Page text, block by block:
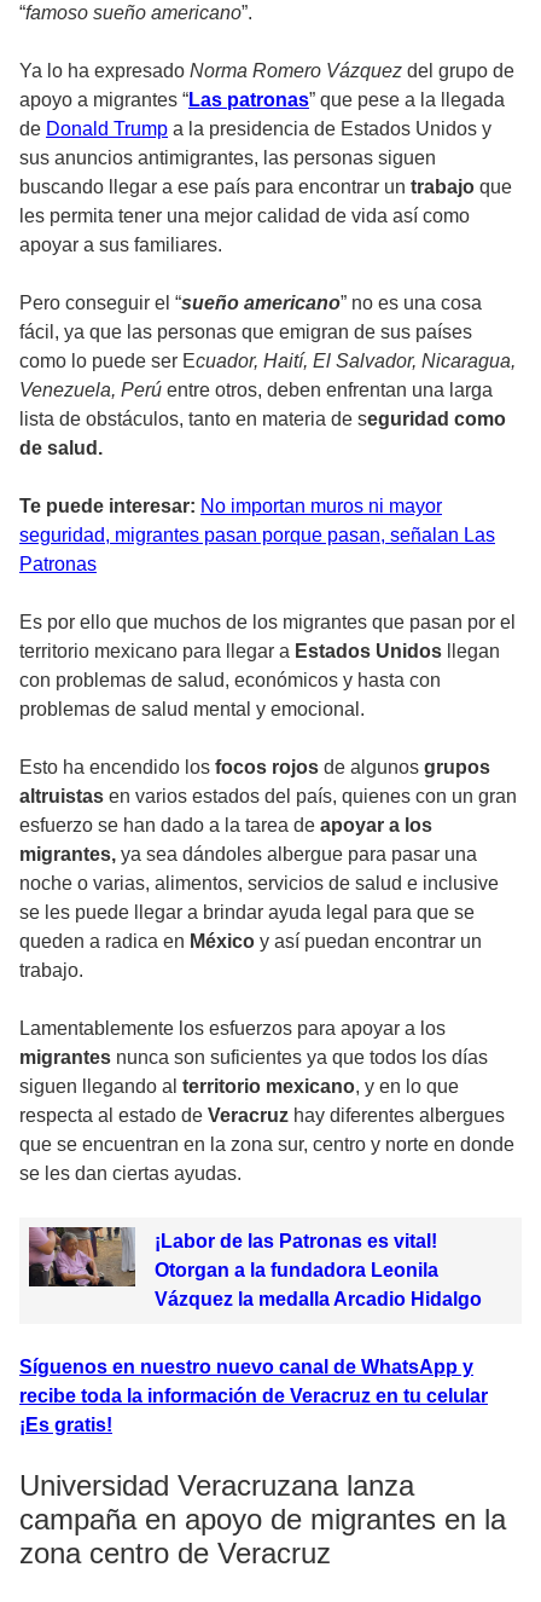
“famoso sueño americano”.
Ya lo ha expresado Norma Romero Vázquez del grupo de
apoyo a migrantes “Las patronas” que pese a la llegada
de Donald Trump a la presidencia de Estados Unidos y
sus anuncios antimigrantes, las personas siguen
buscando llegar a ese país para encontrar un trabajo que
les permita tener una mejor calidad de vida así como
apoyar a sus familiares.
Pero conseguir el “sueño americano” no es una cosa
fácil, ya que las personas que emigran de sus países
como lo puede ser Ecuador, Haití, El Salvador, Nicaragua,
Venezuela, Perú entre otros, deben enfrentan una larga
lista de obstáculos, tanto en materia de seguridad como
de salud.
Te puede interesar: No importan muros ni mayor
seguridad, migrantes pasan porque pasan, señalan Las
Patronas
Es por ello que muchos de los migrantes que pasan por el
territorio mexicano para llegar a Estados Unidos llegan
con problemas de salud, económicos y hasta con
problemas de salud mental y emocional.
Esto ha encendido los focos rojos de algunos grupos
altruistas en varios estados del país, quienes con un gran
esfuerzo se han dado a la tarea de apoyar a los
migrantes, ya sea dándoles albergue para pasar una
noche o varias, alimentos, servicios de salud e inclusive
se les puede llegar a brindar ayuda legal para que se
queden a radica en México y así puedan encontrar un
trabajo.
Lamentablemente los esfuerzos para apoyar a los
migrantes nunca son suficientes ya que todos los días
siguen llegando al territorio mexicano, y en lo que
respecta al estado de Veracruz hay diferentes albergues
que se encuentran en la zona sur, centro y norte en donde
se les dan ciertas ayudas.
¡Labor de las Patronas es vital!
Otorgan a la fundadora Leonila
Vázquez la medalla Arcadio Hidalgo
Síguenos en nuestro nuevo canal de WhatsApp y
recibe toda la información de Veracruz en tu celular
¡Es gratis!
Universidad Veracruzana lanza
campaña en apoyo de migrantes en la
zona centro de Veracruz